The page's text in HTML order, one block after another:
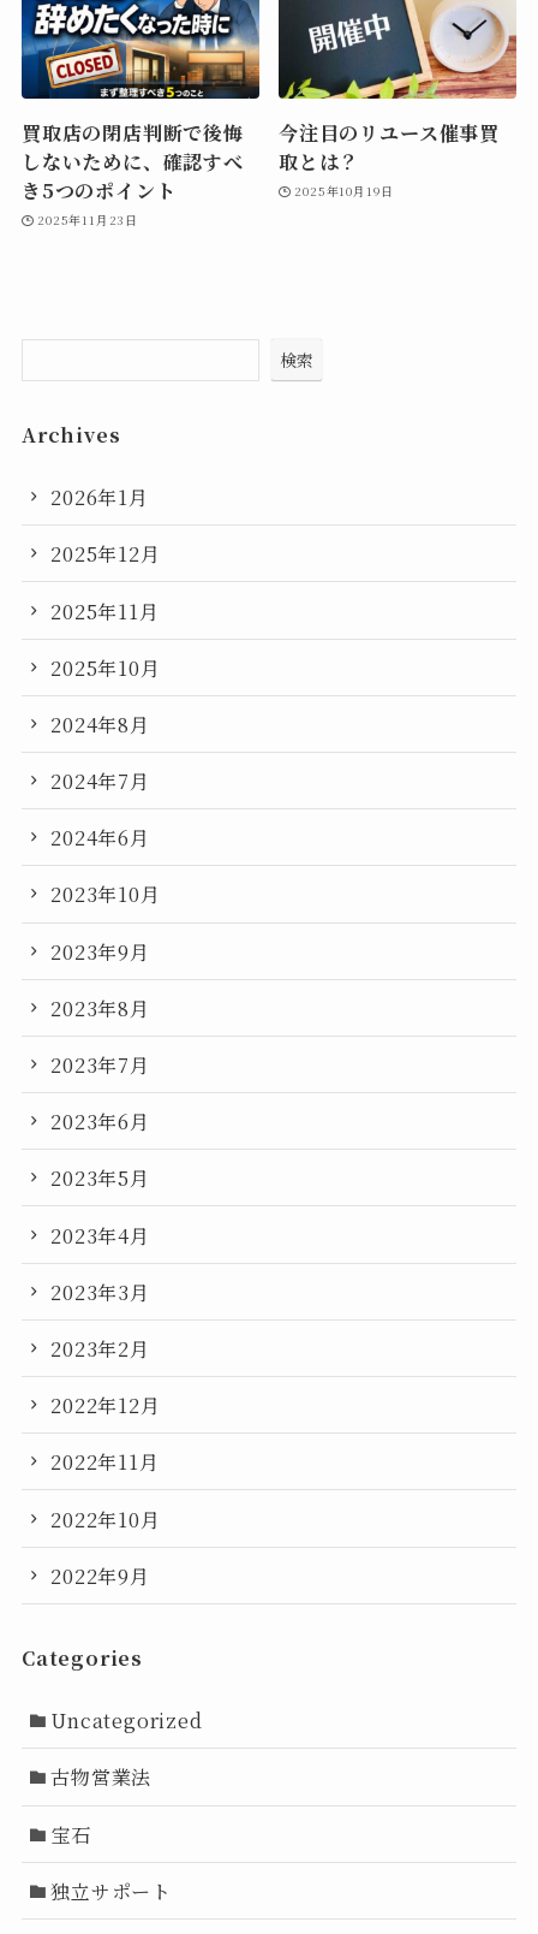
買取店の閉店判断で後悔
しないために、確認すべ
き5つのポイント
2025年11月23日
今注目のリユース催事買
取とは？
2025年10月19日
検索
Archives
2026年1月
2025年12月
2025年11月
2025年10月
2024年8月
2024年7月
2024年6月
2023年10月
2023年9月
2023年8月
2023年7月
2023年6月
2023年5月
2023年4月
2023年3月
2023年2月
2022年12月
2022年11月
2022年10月
2022年9月
Categories
Uncategorized
古物営業法
宝石
独立サポート